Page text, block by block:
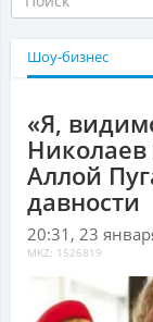
Шоу-бизнес
«Я,
Николаев
Аллой
давности
20:31, 23
MKZ: 1526819